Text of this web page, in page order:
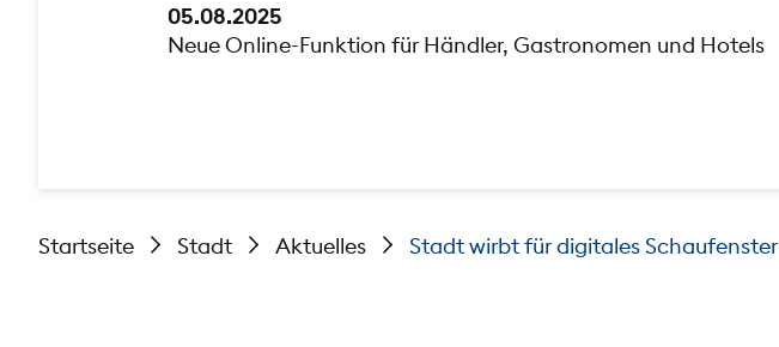
05.08.2025
Neue Online-Funktion für Händler, Gastronomen und Hotels
Startseite Stadt Aktuelles Stadt wirbt für digitales Schaufenster